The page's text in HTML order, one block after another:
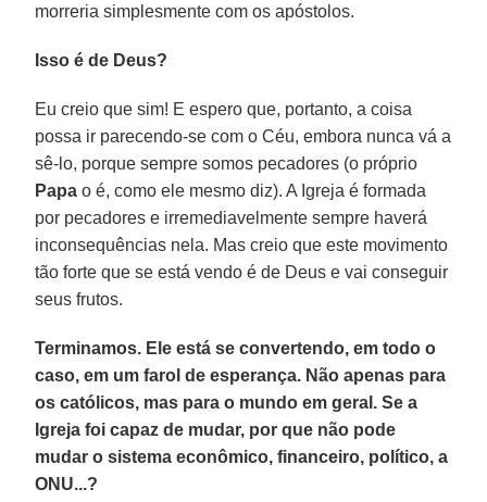
morreria simplesmente com os apóstolos.
Isso é de Deus?
Eu creio que sim! E espero que, portanto, a coisa
possa ir parecendo-se com o Céu, embora nunca vá a
sê-lo, porque sempre somos pecadores (o próprio
Papa o é, como ele mesmo diz). A Igreja é formada
por pecadores e irremediavelmente sempre haverá
inconsequências nela. Mas creio que este movimento
tão forte que se está vendo é de Deus e vai conseguir
seus frutos.
Terminamos. Ele está se convertendo, em todo o
caso, em um farol de esperança. Não apenas para
os católicos, mas para o mundo em geral. Se a
Igreja foi capaz de mudar, por que não pode
mudar o sistema econômico, financeiro, político, a
ONU...?